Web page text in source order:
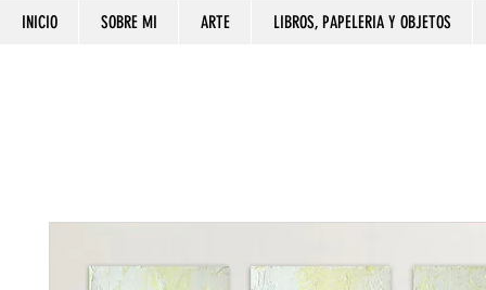
INICIO SOBRE MI ARTE LIBROS, PAPELERIA Y OBJETOS